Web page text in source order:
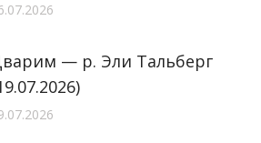
— р. Эли Тальберг